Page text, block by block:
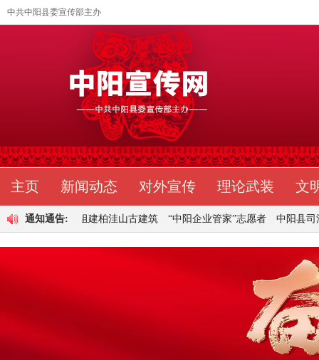
中共中阳县委宣传部主办
主页 新闻动态 对外宣传 理论武装 文
通知通告:
部公 关于组建柏洼山古建筑 “中阳企业管家”志愿者 中阳县司法